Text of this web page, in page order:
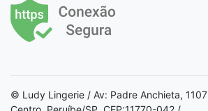
© Ludy Lingerie / Av: Padre Anchieta,